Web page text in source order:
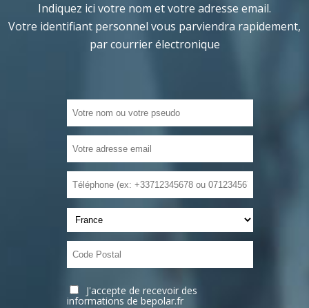
Indiquez ici votre nom et votre adresse email.
Votre identifiant personnel vous parviendra rapidement,
par courrier électronique
J'accepte de recevoir des
informations de bepolar.fr